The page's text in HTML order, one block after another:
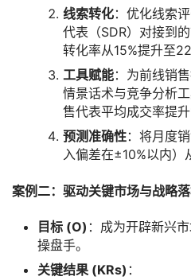
线索转化：优化线索
代表（SDR）对接到
转化率从15%提升至
工具赋能：为前线销
情景话术与竞争分析
售代表平均成交率提升
预测准确性：将月度
入偏差在±10%以内）
案例二：驱动关键市场与战略
目标 (O) ：成为开辟新兴
操盘手。
关键结果 (KRs) ：